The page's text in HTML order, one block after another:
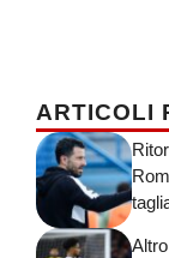
ARTICOLI